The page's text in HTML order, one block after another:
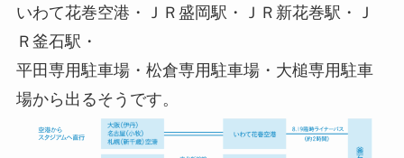
いわて花巻空港・ＪＲ盛岡駅・ＪＲ新花巻駅・Ｊ
Ｒ釜石駅・
平田専用駐車場・松倉専用駐車場・大槌専用駐車
場から出るそうです。